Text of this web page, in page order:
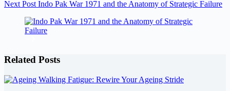
Next Post Indo Pak War 1971 and the Anatomy of Strategic Failure
Related Posts